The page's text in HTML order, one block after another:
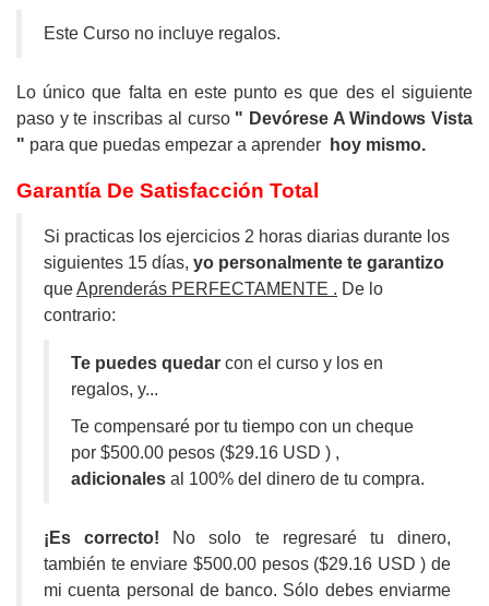
Este Curso no incluye regalos.
Lo único que falta en este punto es que des el siguiente
paso y te inscribas al curso " Devórese A Windows Vista
" para que puedas empezar a aprender hoy mismo.
Garantía De Satisfacción Total
Si practicas los ejercicios 2 horas diarias durante los
siguientes 15 días, yo personalmente te garantizo
queAprenderás PERFECTAMENTE . De lo
contrario:
Te puedes quedar con el curso y los en
regalos, y...
Te compensaré por tu tiempo con un cheque
por $500.00 pesos ($29.16 USD ) ,
adicionales al 100% del dinero de tu compra.
¡Es correcto! No solo te regresaré tu dinero,
también te enviare $500.00 pesos ($29.16 USD ) de
mi cuenta personal de banco. Sólo debes enviarme